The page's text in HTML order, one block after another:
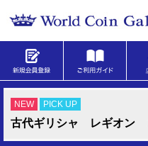
NEW PICK UP
古代ギリシャ レギオン